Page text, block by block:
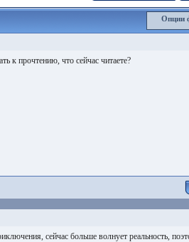
Опции
к прочтению, что сейчас читаете?
сейчас больше волнует реальность,